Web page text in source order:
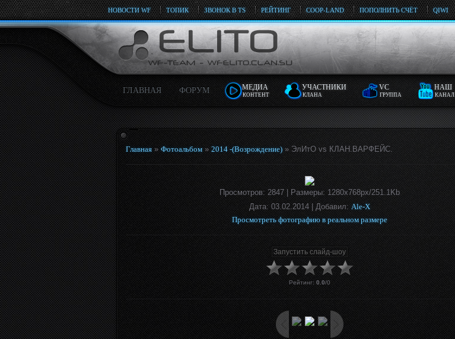
НОВОСТИ WF ТОПИК ЗВОНОК В TS РЕЙТИНГ COOP-LAND ПОПОЛНИТЬ СЧЁТ QIWI
ГЛАВНАЯ ФОРУМ МЕДИА
КОНТЕНТ
УЧАСТНИКИ
КЛАНА
VC
ГРУППА
НАШ
КАНАЛ
Главная» Фотоальбом» 2014 -(Возрождение)» ЭлИтО vs КЛАН.ВАРФЕЙС.
Просмотров: 2847 | Размеры: 1280x768px/251.1Kb
Дата: 03.02.2014 | Добавил:Ale-X
Просмотреть фотографию в реальном размере
Рейтинг: 0.0/0